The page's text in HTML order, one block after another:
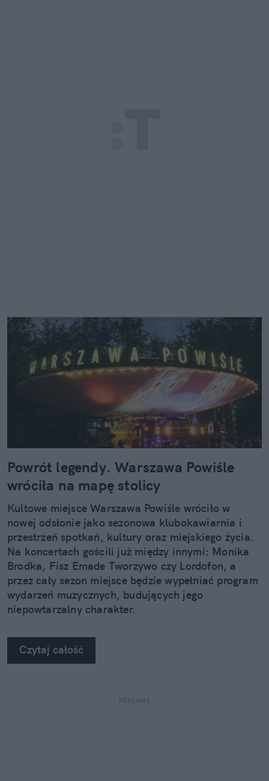
Powrót legendy. Warszawa Powiśle
wróciła na mapę stolicy
Kultowe miejsce Warszawa Powiśle wróciło w
nowej odsłonie jako sezonowa klubokawiarnia i
przestrzeń spotkań, kultury oraz miejskiego życia.
Na koncertach gościli już między innymi: Monika
Brodka, Fisz Emade Tworzywo czy Lordofon, a
przez cały sezon miejsce będzie wypełniać program
wydarzeń muzycznych, budujących jego
niepowtarzalny charakter.
Czytaj całość
REKLAMA